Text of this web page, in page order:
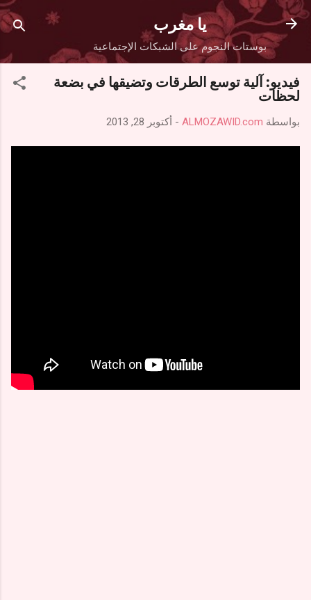
التخطي إلى المحتوى الرئيسي
يا مغرب
بوستات النجوم على الشبكات الإجتماعية
فيديو: آلية توسع الطرقات وتضيقها في بضعة
لحظات
بواسطة ALMOZAWID.com
- أكتوبر 28, 2013